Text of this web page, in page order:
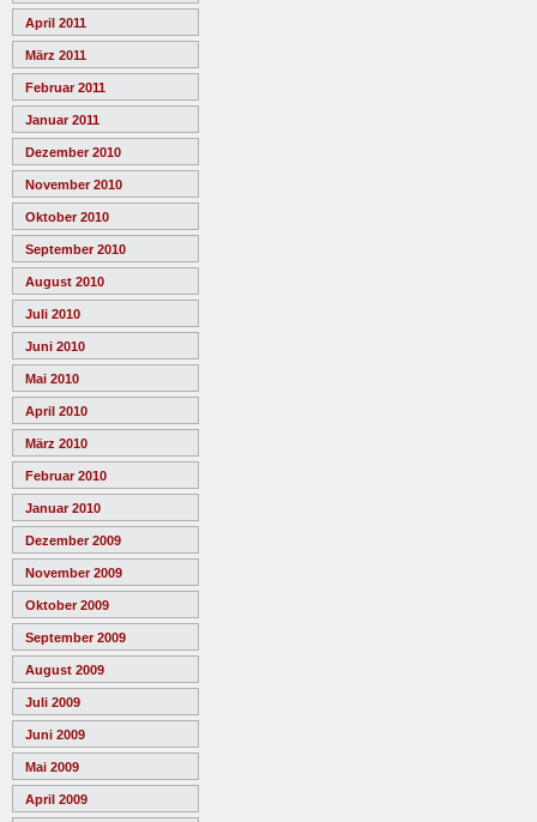
April 2011
März 2011
Februar 2011
Januar 2011
Dezember 2010
November 2010
Oktober 2010
September 2010
August 2010
Juli 2010
Juni 2010
Mai 2010
April 2010
März 2010
Februar 2010
Januar 2010
Dezember 2009
November 2009
Oktober 2009
September 2009
August 2009
Juli 2009
Juni 2009
Mai 2009
April 2009